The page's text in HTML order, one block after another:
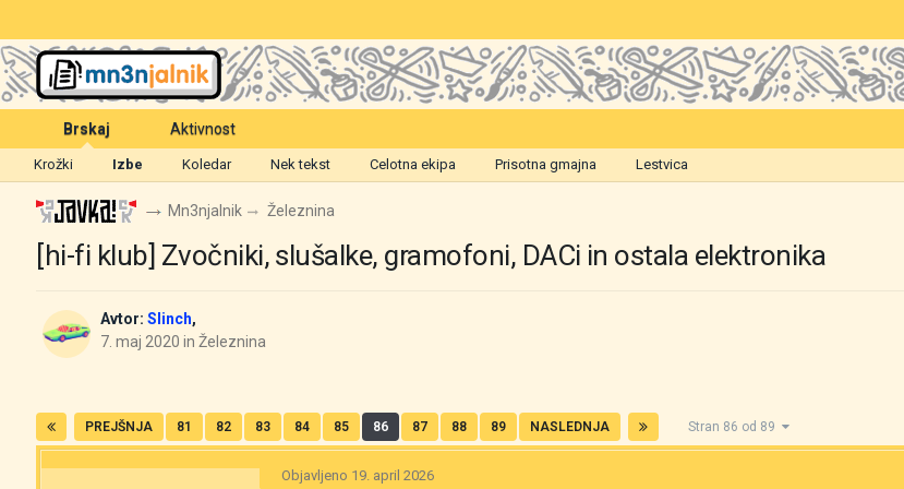
Brskaj
Krožki Izbe Koledar Nek tekst Celotna ekipa Prisotna gmajna Lestvica
Aktivnost
Mn3njalnik Železnina
[hi-fi klub] Zvočniki, slušalke, gramofoni, DACi in ostala elektronika
Avtor:Slinch,
7. maj 2020 inŽeleznina
PREJŠNJA 81 82 83 84 85 86 87 88 89 NASLEDNJA Stran 86 od 89
Objavljeno 19. april 2026